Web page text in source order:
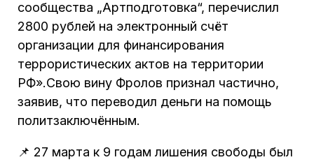
сообщества „Артподготовка“, перечислил
2800 рублей на электронный счёт
организации для финансирования
террористических актов на территории
РФ».Свою вину Фролов признал частично,
заявив, что переводил деньги на помощь
политзаключённым.
📌 27 марта к 9 годам лишения свободы был